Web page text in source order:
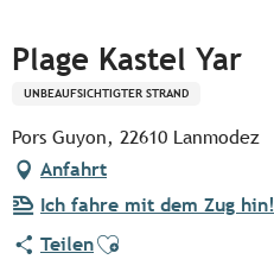
Plage Kastel Yar
UNBEAUFSICHTIGTER STRAND
Pors Guyon, 22610 Lanmodez
Anfahrt
Ich fahre mit dem Zug hin!
TeilenAjouter aux favoris